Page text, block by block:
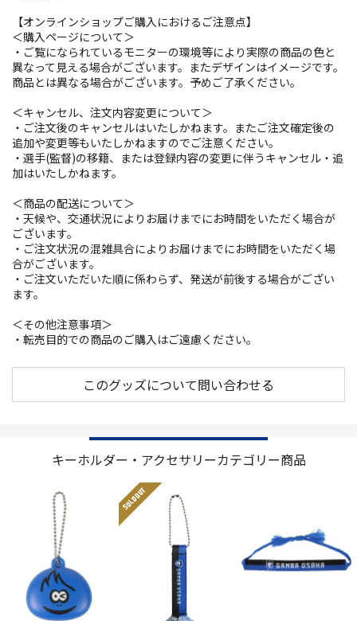
【オンラインショップご購入におけるご注意点】
＜購入ページについて＞
・ご覧になられているモニターの環境等により実際の商品の色と
異なって見える場合がございます。またデザインはイメージです。
商品とは異なる場合がございます。予めご了承ください。
＜キャンセル、注文内容変更について＞
・ご注文後のキャンセルはいたしかねます。またご注文確定後の
追加や変更等もいたしかねますのでご注意ください。
・選手(監督)の移籍、または登録内容の変更に伴うキャンセル・追
加はいたしかねます。
＜商品の配送について＞
・天候や、交通状況によりお届けまでにお時間をいただく場合が
ございます。
・ご注文状況の混雑具合によりお届けまでにお時間をいただく場
合がございます。
・ご注文いただいた順に係わらず、発送が前後する場合がござい
ます。
＜その他注意事項＞
・転売目的での商品のご購入はご遠慮ください。
このグッズについて問い合わせる
キーホルダー・アクセサリーカテゴリー商品
SOLD OUT